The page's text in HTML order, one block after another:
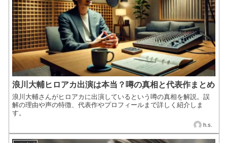
浪川大輔ヒロアカ出演は本当？噂の真相と代表作まとめ
浪川大輔さんがヒロアカに出演しているという噂の真相を解説。誤
解の理由や声の特徴、代表作やプロフィールまで詳しく紹介しま
す。
h.s.